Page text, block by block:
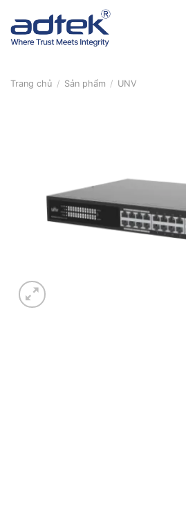
to
content
Trang chủ / Sản phẩm / UNV